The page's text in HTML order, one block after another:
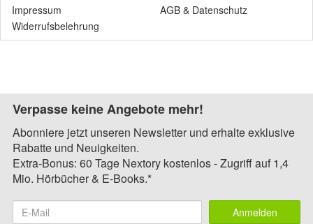
Impressum
AGB & Datenschutz
Widerrufsbelehrung
Verpasse keine Angebote mehr!
Abonniere jetzt unseren Newsletter und erhalte exklusive
Rabatte und Neuigkeiten.
Extra-Bonus: 60 Tage Nextory kostenlos - Zugriff auf 1,4
Mio. Hörbücher & E-Books.*
Anmelden